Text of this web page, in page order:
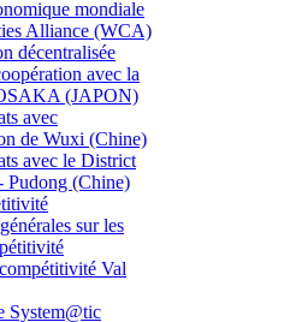
mondiale
Alliance (WCA)
décentralisée
avec la
(JAPON)
avec
de Wuxi (Chine)
avec le District
Pudong (Chine)
sur les
Val
System@tic